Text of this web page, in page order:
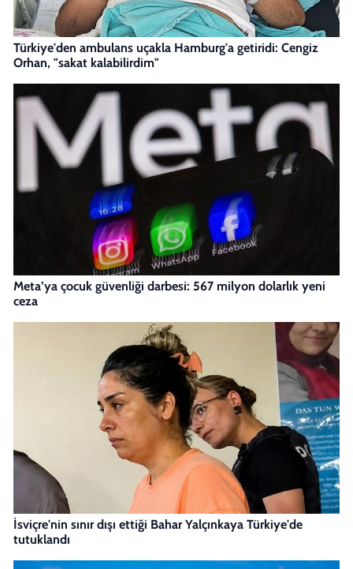
Türkiye'den ambulans uçakla Hamburg'a getiridi: Cengiz
Orhan, "sakat kalabilirdim"
Meta’ya çocuk güvenliği darbesi: 567 milyon dolarlık yeni
ceza
İsviçre'nin sınır dışı ettiği Bahar Yalçınkaya Türkiye'de
tutuklandı